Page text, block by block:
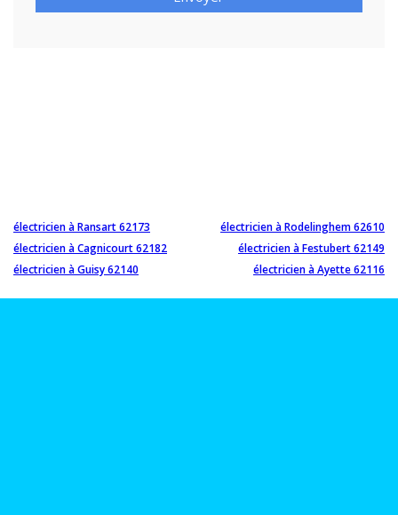
électricien à Ransart 62173
électricien à Rodelinghem 62610
électricien à Cagnicourt 62182
électricien à Festubert 62149
électricien à Guisy 62140
électricien à Ayette 62116